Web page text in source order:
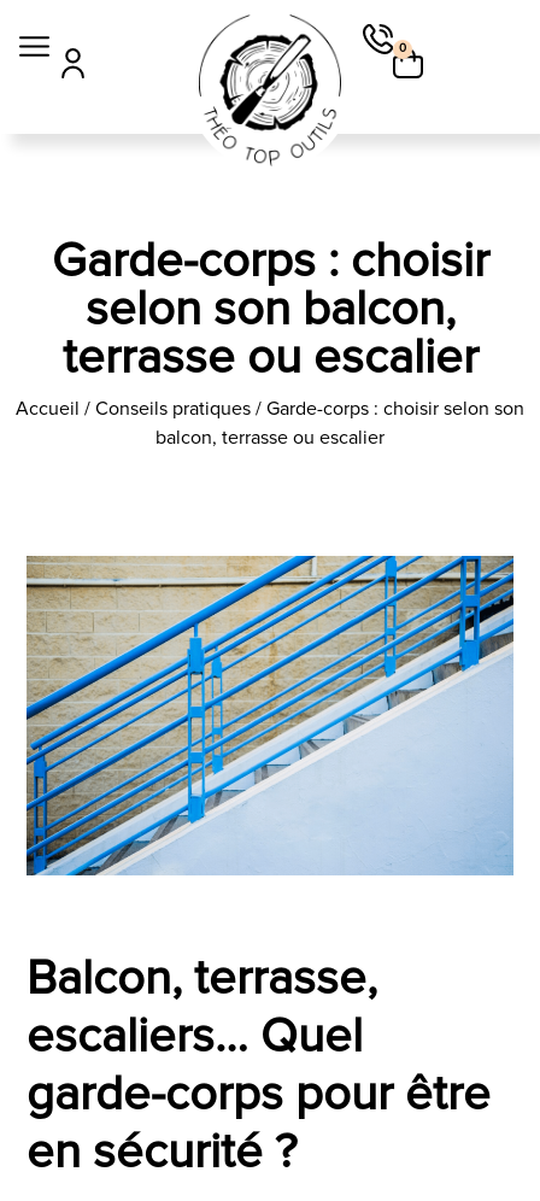
0
Garde-corps : choisir
selon son balcon,
terrasse ou escalier
Accueil / Conseils pratiques / Garde-corps : choisir selon son
balcon, terrasse ou escalier
Balcon, terrasse,
escaliers… Quel
garde-corps pour être
en sécurité ?